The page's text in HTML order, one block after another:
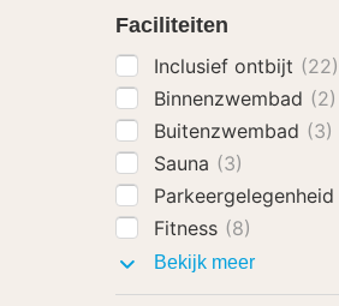
Faciliteiten
Inclusief ontbijt (22)
Binnenzwembad (2)
Buitenzwembad (3)
Sauna (3)
Parkeergelegenheid
Fitness (8)
Bekijk meerFaciliteiten